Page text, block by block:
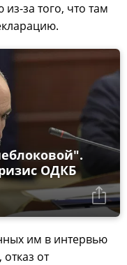
за того, что там
ОДКБ
им в интервью
от